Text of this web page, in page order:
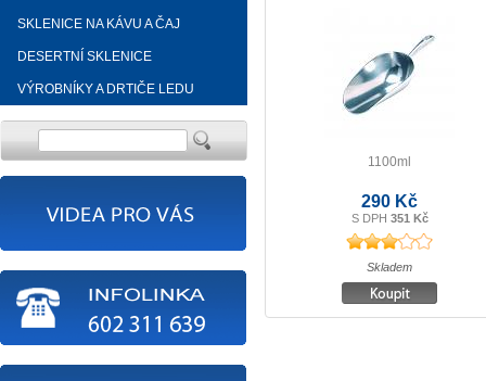
SKLENICE NA KÁVU A ČAJ
DESERTNÍ SKLENICE
VÝROBNÍKY A DRTIČE LEDU
1100ml
290 Kč
S DPH 351 Kč
Skladem